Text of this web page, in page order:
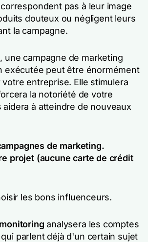
pas à leur image
douteux ou négligent leurs
la campagne.
une campagne de marketing
exécutée peut être énormément
entreprise. Elle stimulera
la notoriété de votre
aidera à atteindre de nouveaux
de marketing.
projet (aucune carte de crédit
les bons influenceurs.
analysera les comptes
parlent déjà d'un certain sujet